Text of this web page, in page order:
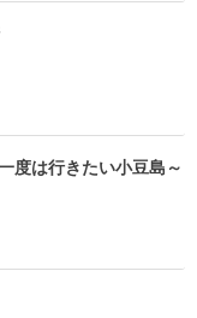
度は行きたい小豆島～